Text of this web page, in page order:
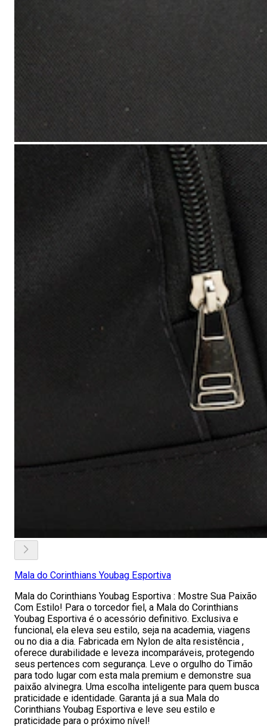
Mala do Corinthians Youbag Esportiva
Mala do Corinthians Youbag Esportiva : Mostre Sua Paixão
Com Estilo! Para o torcedor fiel, a Mala do Corinthians
Youbag Esportiva é o acessório definitivo. Exclusiva e
funcional, ela eleva seu estilo, seja na academia, viagens
ou no dia a dia. Fabricada em Nylon de alta resistência ,
oferece durabilidade e leveza incomparáveis, protegendo
seus pertences com segurança. Leve o orgulho do Timão
para todo lugar com esta mala premium e demonstre sua
paixão alvinegra. Uma escolha inteligente para quem busca
praticidade e identidade. Garanta já a sua Mala do
Corinthians Youbag Esportiva e leve seu estilo e
praticidade para o próximo nível!